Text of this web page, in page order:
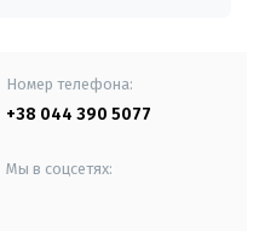
Номер телефона:
+38 044 390 5077
Мы в соцсетях: